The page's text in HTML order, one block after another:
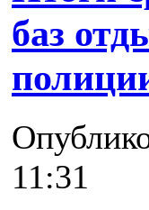
баз
11:31